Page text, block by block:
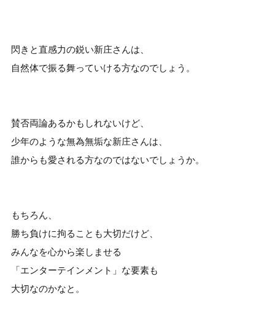
閃きと直感力の鋭い新庄さんは、
自然体で振る舞っていける方なのでしょう。
賛否両論あるかもしれないけど、
少年のような無為無垢な新庄さんは、
誰からも愛される方なのではないでしょうか。
もちろん、
勝ち負けに拘ることも大切だけど、
みんなを心から楽しませる
「エンターテインメント」な要素も
大切なのかなと。